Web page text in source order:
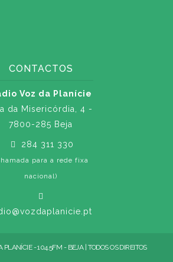
CONTACTOS
Voz da Planície
da Misericórdia, 4 -
7800-285 Beja
284 311 330
para a rede fixa
nacional)
- 104.5FM - BEJA | TODOS OS DIREITOS